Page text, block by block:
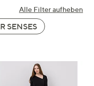
Alle Filter aufheben
SENSES